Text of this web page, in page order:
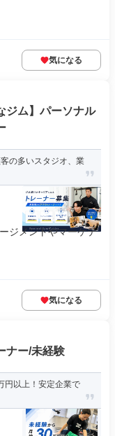
気になる
ジム】パーソナル
の多いスタジオ、業
ジメントやマーケテ
気になる
ナー/未経験
円以上！安定企業で